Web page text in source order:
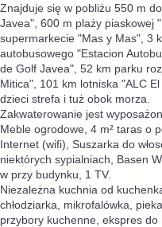
Znajduje się w pobliżu 550 m
Javea", 600 m plaży piaskowej
supermarkecie "Mas y Mas", 3
autobusowego "Estacion
de Golf Javea", 52 km parku
Mitica", 101 km lotniska "ALC
dzieci strefa i tuż obok morza.
Zakwaterowanie jest
Meble ogrodowe, 4 m² taras o
Internet (wifi), Suszarka do
niektórych sypialniach, Basen
w przy budynku, 1 TV.
Niezależna kuchnia od
chłodziarka, mikrofalówka,
przybory kuchenne, ekspres